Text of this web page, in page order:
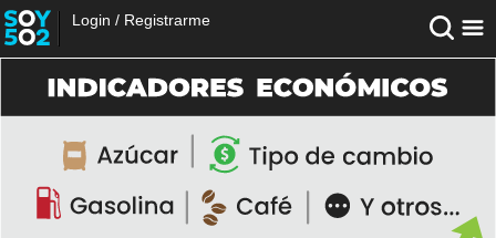
Login / Registrarme